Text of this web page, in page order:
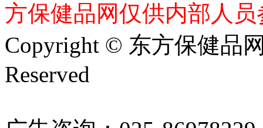
方保健品网仅供内部人
Copyright © 东方保健品
Reserved